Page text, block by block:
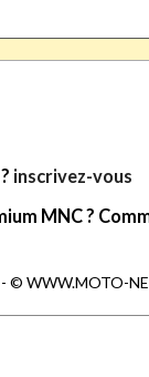
inscrivez-vous
MNC ?
© WWW.MOTO-